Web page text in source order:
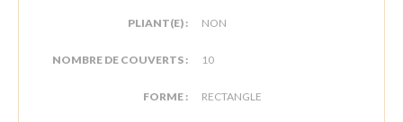
PLIANT(E) : NON
NOMBRE DE COUVERTS : 10
FORME : RECTANGLE